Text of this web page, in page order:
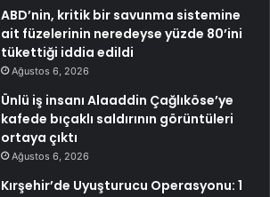
ABD’nin, kritik bir savunma sistemine
ait füzelerinin neredeyse yüzde 80’ini
tükettiği iddia edildi
Ağustos 6, 2026
Ünlü iş insanı Alaaddin Çağlıköse’ye
kafede bıçaklı saldırının görüntüleri
ortaya çıktı
Ağustos 6, 2026
Kırşehir’de Uyuşturucu Operasyonu: 1